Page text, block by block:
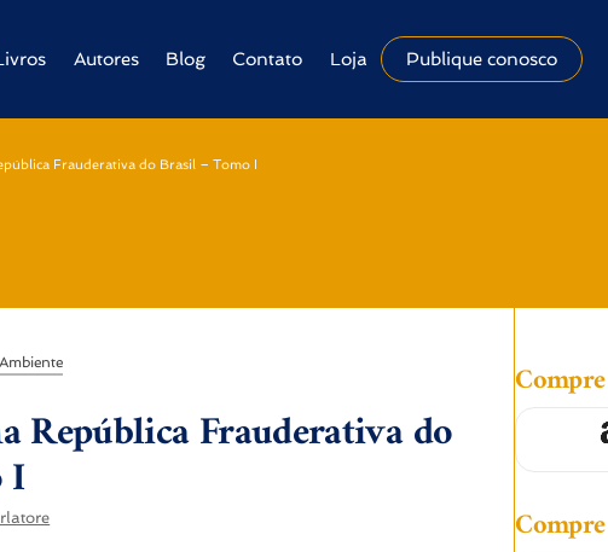
Autores Blog Contato Loja Publique conosco
Frauderativa do Brasil – Tomo I
República Frauderativa do
I